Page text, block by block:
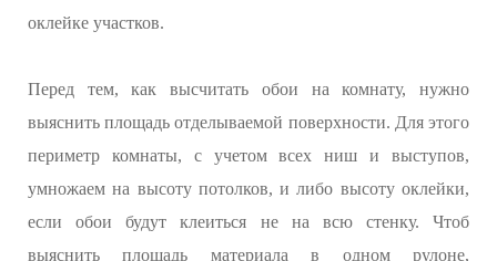
оклейке участков.
Перед тем, как высчитать обои на комнату, нужно
выяснить площадь отделываемой поверхности. Для этого
периметр комнаты, с учетом всех ниш и выступов,
умножаем на высоту потолков, и либо высоту оклейки,
если обои будут клеиться не на всю стенку. Чтоб
выяснить площадь материала в одном рулоне,